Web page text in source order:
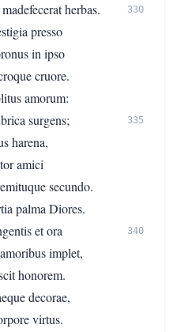
herbas.
330
presso
in ipso
cruore.
amorum:
surgens;
335
harena,
amici
secundo.
palma Diores.
et ora
340
implet,
honorem.
decorae,
virtus.